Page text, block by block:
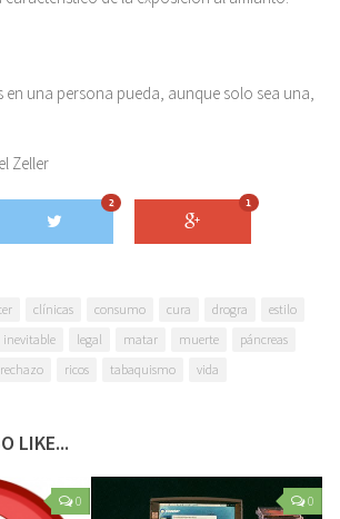
en una persona pueda, aunque solo sea una,
Zeller
2 1
clínicas consumo cura drogra
estilo
inevitable legal matar muerte
páncreas
rechazo ricos tabaquismo vida
LIKE...
0 0